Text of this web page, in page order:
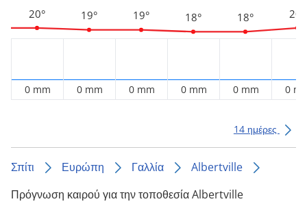
20°
0 mm
19°
0 mm
19°
0 mm
18°
0 mm
18°
0 mm
20°
0
14 ημέρες
Σπίτι Ευρώπη Γαλλία
Albertville
Πρόγνωση καιρού για την τοποθεσία Albertville